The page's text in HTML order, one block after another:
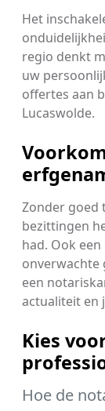
Het
regio denkt
uw
offertes aan
Lucaswolde.
Zonder goed
bezittingen
had. Ook
onverwachte
een
actualiteit en
Kies
Hoe de